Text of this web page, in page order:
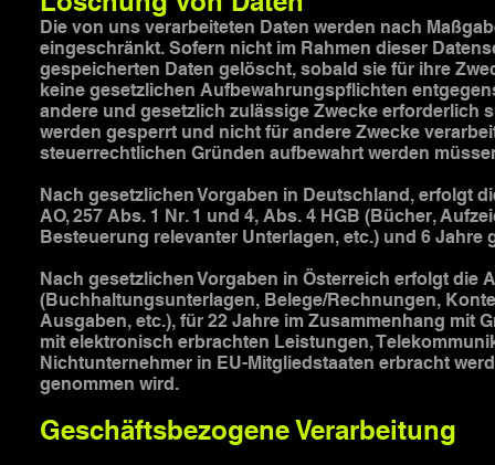
Die von uns verarbeiteten Daten werden nach
eingeschränkt. Sofern nicht im Rahmen dieser
gespeicherten Daten gelöscht, sobald sie für ihre
keine gesetzlichen Aufbewahrungspflichten
andere und gesetzlich zulässige Zwecke erforderlich
werden gesperrt und nicht für andere Zwecke
steuerrechtlichen Gründen aufbewahrt werden
Nach gesetzlichen Vorgaben in Deutschland, erfolgt
AO, 257 Abs. 1 Nr. 1 und 4, Abs. 4 HGB (Bücher,
Besteuerung relevanter Unterlagen, etc.) und 6 Jahre
Nach gesetzlichen Vorgaben in Österreich erfolgt die
(Buchhaltungsunterlagen, Belege/Rechnungen,
Ausgaben, etc.), für 22 Jahre im Zusammenhang mit
mit elektronisch erbrachten Leistungen,
Nichtunternehmer in EU-Mitgliedstaaten erbracht
genommen wird.
Geschäftsbezogene Verarbeitung